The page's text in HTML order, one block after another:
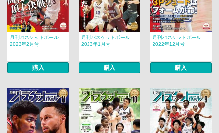
月刊バスケットボール
2023年2月号
購入
月刊バスケットボール
2023年1月号
購入
月刊バスケットボール
2022年12月号
購入